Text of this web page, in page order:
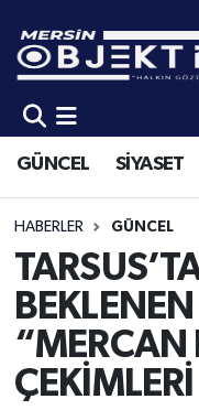
GÜNCEL SİYASET
HABERLER GÜNCEL
“MERCAN
GÜNCEL
SİYASET
YAŞAM
SAĞLIK
EKONOMİ
SPOR
Mersin Hava
Mersin Trafik
Süper Lig Puan
Tüm Manşetler
Son Dakika
Haber Arşivi